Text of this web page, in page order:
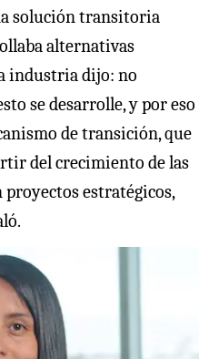
solución transitoria
alternativas
industria dijo: no
se desarrolle, y por eso
de transición, que
del crecimiento de las
proyectos estratégicos,